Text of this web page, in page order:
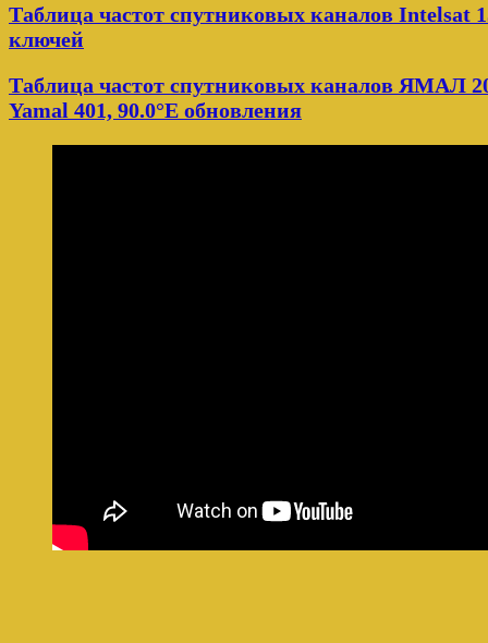
Таблица частот спутниковых каналов Intelsat
ключей
Таблица частот спутниковых каналов ЯМАЛ
Yamal 401, 90.0°E обновления